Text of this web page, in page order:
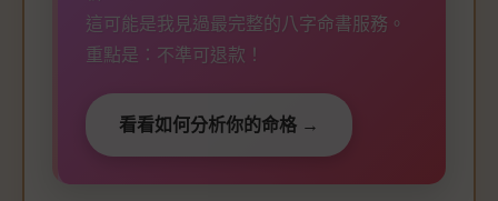
這可能是我見過最完整的八字命書服務。
重點是：不準可退款！
看看如何分析你的命格 →